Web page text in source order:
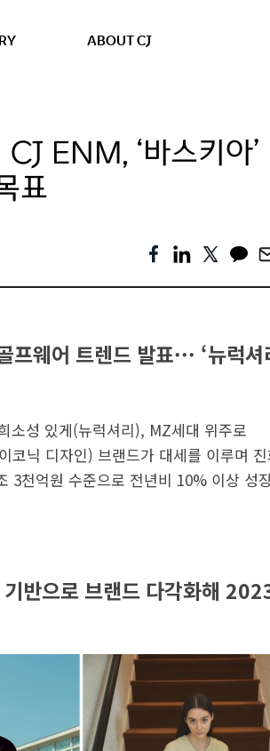
ABOUT CJ
ENM, ‘바스키아
표
웨어 트렌드 발표··· ‘뉴럭셔
소성 있게(뉴럭셔리), MZ세대 위주로
코닉 디자인) 브랜드가 대세를 이루며
3천억원 수준으로 전년비 10% 이상 성
반으로 브랜드 다각화해